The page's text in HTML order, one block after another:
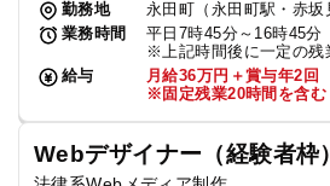
勤務地
永田町（永田町駅・赤坂
業務時間
平日7時45分～16時45分
※上記時間後に一定の残
給与
月給36万円＋賞与年2回
※固定残業20時間を含む
Webデザイナー（経験者枠）